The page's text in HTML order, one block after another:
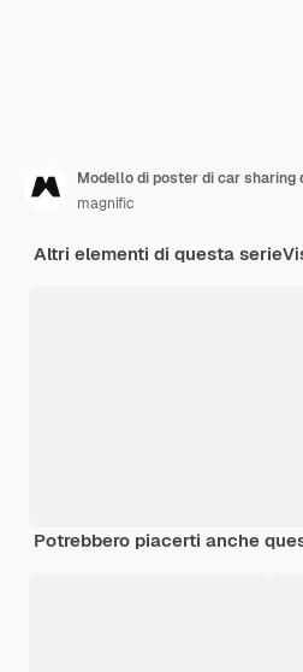
Modello di poster di car sharing
magnific
Altri elementi di questa serie
Potrebbero piacerti anche